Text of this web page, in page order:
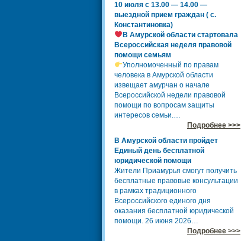
10 июля с 13.00 — 14.00 —
выездной прием граждан ( с.
Константиновка)
В Амурской области стартовала
Всероссийская неделя правовой
помощи семьям
Уполномоченный по правам
человека в Амурской области
извещает амурчан о начале
Всероссийской недели правовой
помощи по вопросам защиты
интересов семьи.…
Подробнее >>>
В Амурской области пройдет
Единый день бесплатной
юридической помощи
Жители Приамурья смогут получить
бесплатные правовые консультации
в рамках традиционного
Всероссийского единого дня
оказания бесплатной юридической
помощи. 26 июня 2026…
Подробнее >>>